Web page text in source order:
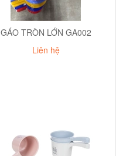
GÁO TRÒN LỚN GA002
Liên hệ